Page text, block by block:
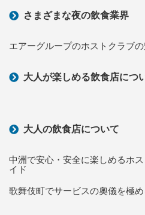
さまざまな夜の飲食業界
エアーグループのホストクラブの
大人が楽しめる飲食店につ
大人の飲食店について
中洲で安心・安全に楽しめるホ
イド
歌舞伎町でサービスの奧儀を極め